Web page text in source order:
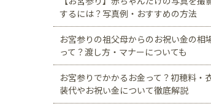
するには？写真例・おすすめの方法
お宮参りの祖父母からのお祝い金の相
って？渡し方・マナーについても
お宮参りでかかるお金って？初穂料・
装代やお祝い金について徹底解説